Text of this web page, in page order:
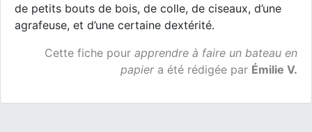
de petits bouts de bois, de colle, de ciseaux, d’une
agrafeuse, et d’une certaine dextérité.
Cette fiche pour apprendre à faire un bateau en
papier a été rédigée par Émilie V.